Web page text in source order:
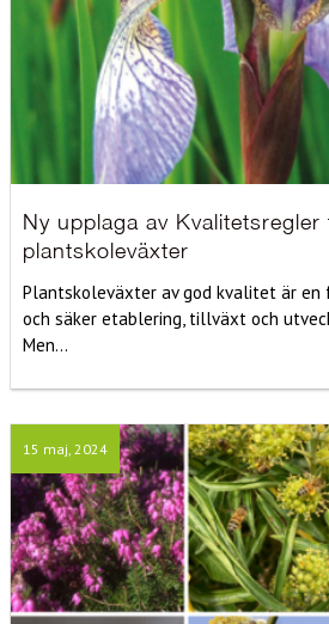
Ny upplaga av Kvalitetsregler
plantskoleväxter
Plantskoleväxter av god kvalitet är
och säker etablering, tillväxt och
Men...
15 maj, 2024